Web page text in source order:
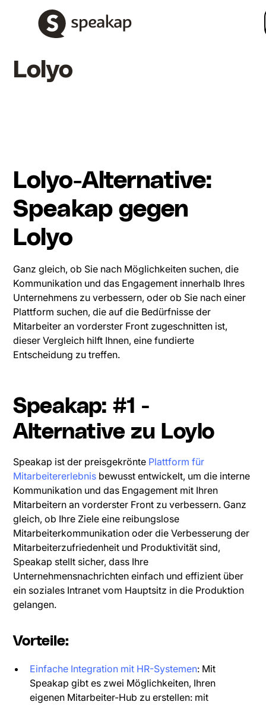
Lolyo
Lolyo-Alternative:
Speakap gegen
Lolyo
Ganz gleich, ob Sie nach Möglichkeiten suchen, die
Kommunikation und das Engagement innerhalb Ihres
Unternehmens zu verbessern, oder ob Sie nach einer
Plattform suchen, die auf die Bedürfnisse der
Mitarbeiter an vorderster Front zugeschnitten ist,
dieser Vergleich hilft Ihnen, eine fundierte
Entscheidung zu treffen.
Speakap: #1 -
Alternative zu Loylo
Speakap ist der preisgekrönte Plattform für
Mitarbeitererlebnis bewusst entwickelt, um die interne
Kommunikation und das Engagement mit Ihren
Mitarbeitern an vorderster Front zu verbessern. Ganz
gleich, ob Ihre Ziele eine reibungslose
Mitarbeiterkommunikation oder die Verbesserung der
Mitarbeiterzufriedenheit und Produktivität sind,
Speakap stellt sicher, dass Ihre
Unternehmensnachrichten einfach und effizient über
ein soziales Intranet vom Hauptsitz in die Produktion
gelangen.
Vorteile:
Einfache Integration mit HR-Systemen: Mit
Speakap gibt es zwei Möglichkeiten, Ihren
eigenen Mitarbeiter-Hub zu erstellen: mit